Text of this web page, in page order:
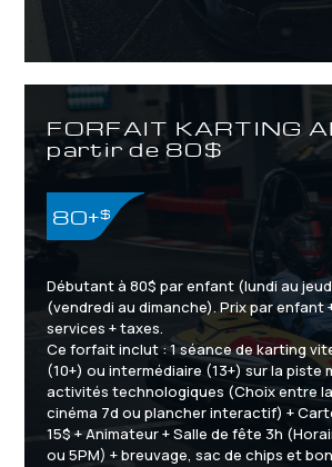
(6 ENFANTS
FORFAIT KARTING
partir de 80$
80+$
Débutant à 80$ par enfant (lundi au
(vendredi au dimanche). Prix par enfant
services + taxes.
Ce forfait inclut : 1 séance de karting
(10+) ou intermédiaire (13+) sur la piste
activités technologiques (Choix entre
cinéma 7d ou plancher interactif) +
15$ + Animateur + Salle de fête 3h
ou 5PM) + breuvage, sac de chips et